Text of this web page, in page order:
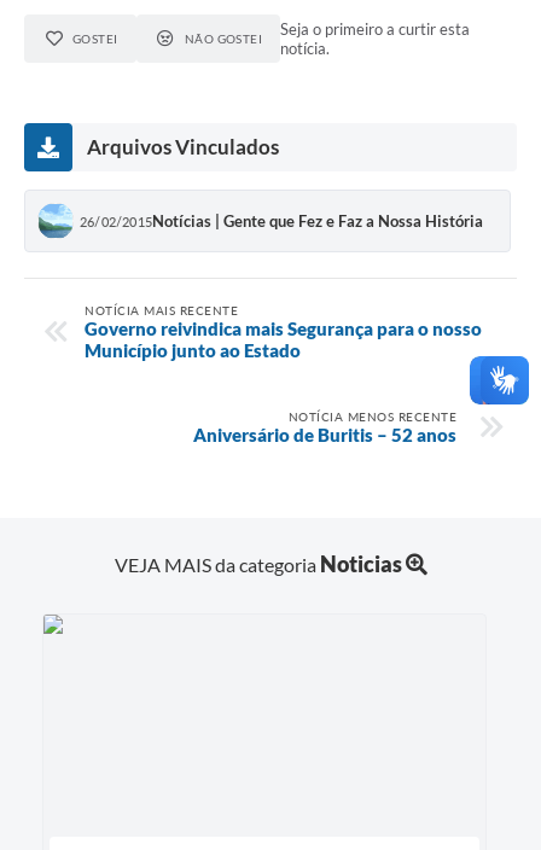
GOSTEI NÃO GOSTEI
Seja o primeiro a curtir esta
notícia.
Arquivos Vinculados
26/02/2015Notícias | Gente que Fez e Faz a Nossa História
NOTÍCIA MAIS RECENTE
Governo reivindica mais Segurança para o nosso
Município junto ao Estado
NOTÍCIA MENOS RECENTE
Aniversário de Buritis – 52 anos
VEJA MAIS da categoria Noticias